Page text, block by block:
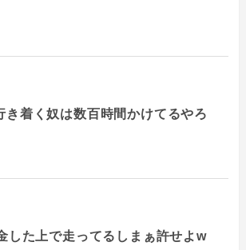
き着く奴は数百時間かけてるやろ
した上で走ってるしまぁ許せよw